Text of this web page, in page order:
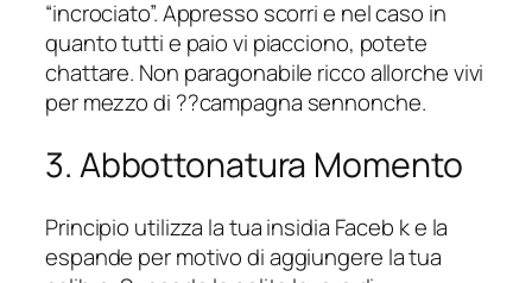
“incrociato”. Appresso scorri e nel caso in
quanto tutti e paio vi piacciono, potete
chattare. Non paragonabile ricco allorche vivi
per mezzo di ??campagna sennonche.
3. Abbottonatura Momento
Principio utilizza la tua insidia Faceb k e la
espande per motivo di aggiungere la tua